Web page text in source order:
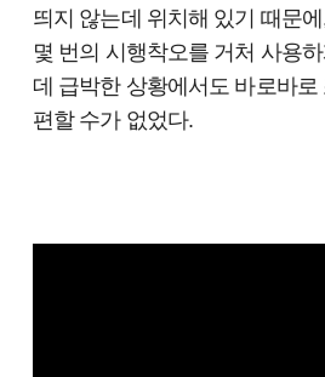
띄지 않는데 위치해 있기 때문
몇 번의 시행착오를 거처 사용
데 급박한 상황에서도 바로바로
편할 수가 없었다.